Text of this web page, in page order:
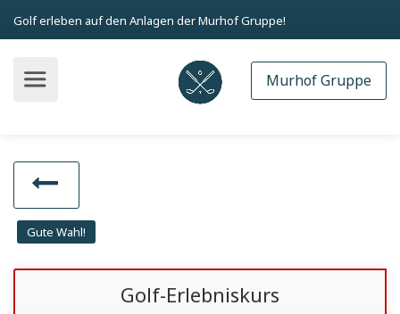
Golf erleben auf den Anlagen der Murhof Gruppe!
Murhof Gruppe
Gute Wahl!
Golf-Erlebniskurs